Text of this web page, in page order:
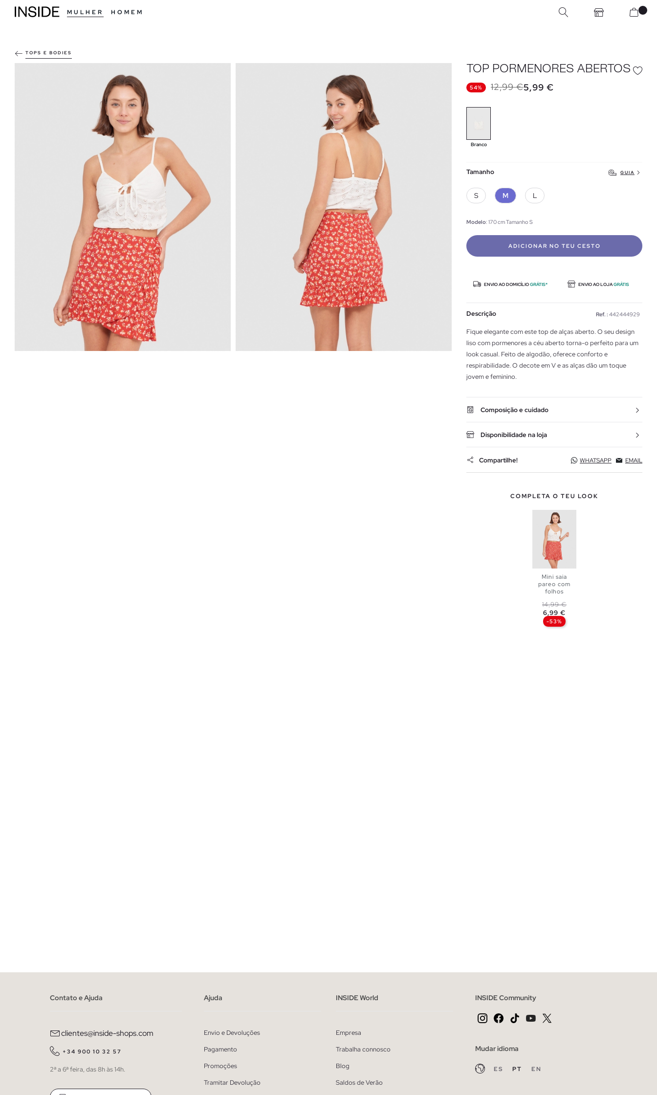
MULHER HOMEM
TOPS E BODIES
TOP PORMENORES ABERTOS
54% 12,99 €5,99 €
Branco
Tamanho GUIA
S M L
Modelo: 170 cm Tamanho S
ADICIONAR NO TEU CESTO
ENVIO AO DOMICÍLIOGRÁTIS* ENVIO AO LOJAGRÁTIS
Descrição Ref. : 442444929
Fique elegante com este top de alças aberto. O seu design
liso com pormenores a céu aberto torna-o perfeito para um
look casual. Feito de algodão, oferece conforto e
respirabilidade. O decote em V e as alças dão um toque
jovem e feminino.
Composição e cuidado
Disponibilidade na loja
Compartilhe! WHATSAPP EMAIL
COMPLETA O TEU LOOK
S
M
ADICIONAR
NO TEU
CESTO
Mini saia
pareo com
folhos
Preço normal
14,99 €Preço
6,99 €
-53%
Contato e Ajuda
clientes@inside-shops.com
+34 900 10 32 57
2ª a 6ª feira, das 8h às 14h.
Ajuda
Envio e Devoluções
Pagamento
Promoções
Tramitar Devolução
INSIDE World
Empresa
Trabalha connosco
Blog
Saldos de Verão
INSIDE Community
Mudar idioma
ES PT EN